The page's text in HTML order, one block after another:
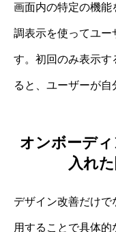
画面内の特定の機能
調表示を使ってユー
す。初回のみ表示す
ると、ユーザーが自
オンボーデ
入れ
デザイン改善だけ
用することで具体